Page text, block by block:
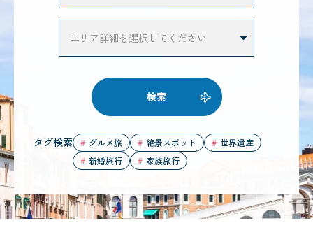
検索
タグ検索 グルメ旅 絶景スポット
世界遺産
新婚旅行
家族旅行